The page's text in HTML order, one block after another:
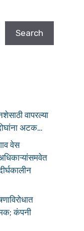
Search
वापरल्या
अटक…
वेस
कंपनी